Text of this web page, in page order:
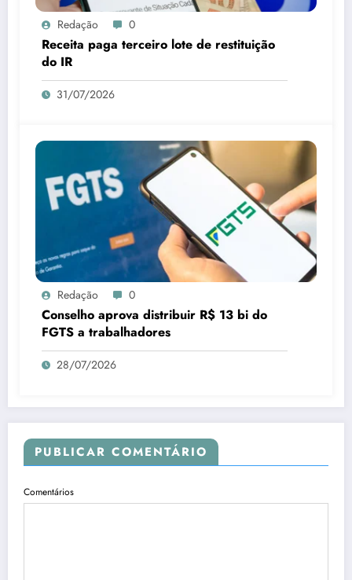
Redação 0
Receita paga terceiro lote de restituição
do IR
31/07/2026
Redação 0
Conselho aprova distribuir R$ 13 bi do
FGTS a trabalhadores
28/07/2026
PUBLICAR COMENTÁRIO
Comentários